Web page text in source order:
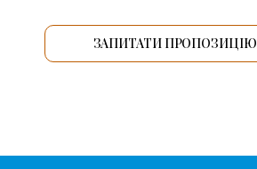
ЗАПИТАТИ ПРОПОЗИЦІЮ